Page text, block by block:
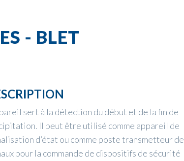
- BLET
sert à la détection du début et de la fin de
Il peut être utilisé comme appareil de
d’état ou comme poste transmetteur de
pour la commande de dispositifs de sécurité